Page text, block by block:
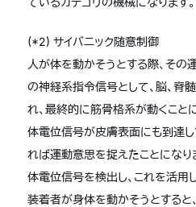
(*2) サイバニック随意制御
人が体を動かそうとする際、その
の神経系指令信号として、脳、脊
れ、最終的に筋骨格系が動くこと
体電位信号が皮膚表面にも到達し
れば運動意思を捉えたことになり
体電位信号を検出し、これを活用
装着者が身体を動かそうとすると